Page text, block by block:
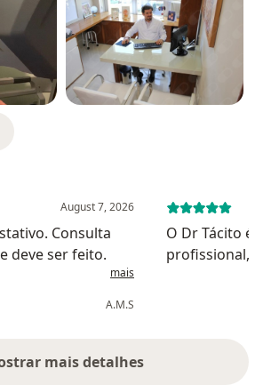
August 7, 2026
Consulta
deve ser feito.
mais
A.M.S
O Dr Tácito é
profissional, muito humano e
mais detalhes
sobre a experiência